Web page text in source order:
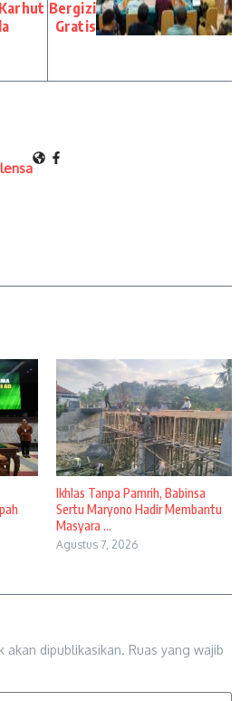
Karhut
la
Bergizi
Gratis
Ikhlas Tanpa Pamrih, Babinsa
Sertu Maryono Hadir Membantu
Masyara ...
Agustus 7, 2026
akan dipublikasikan. Ruas yang wajib